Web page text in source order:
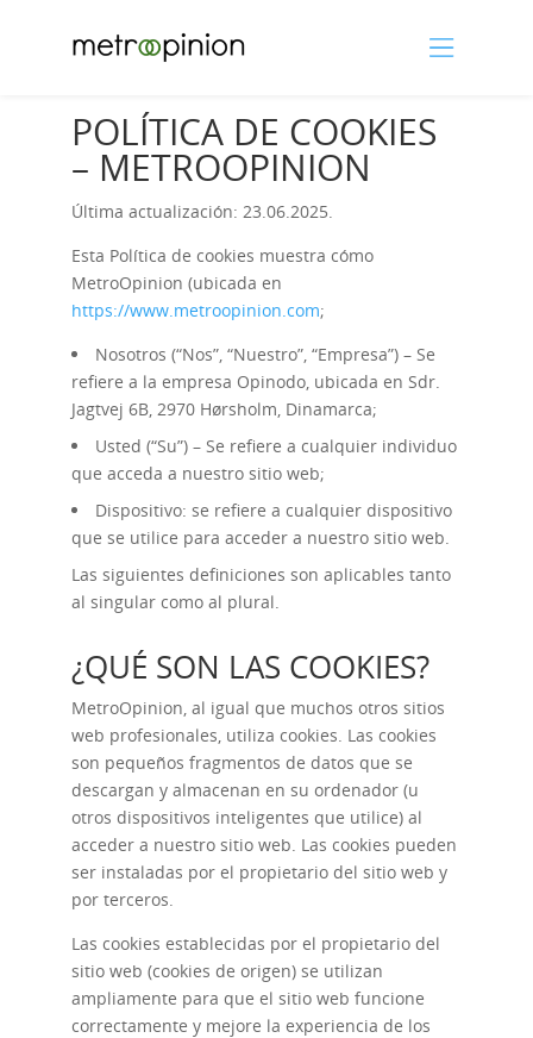
POLÍTICA DE COOKIES
– METROOPINION
Última actualización: 23.06.2025.
Esta Política de cookies muestra cómo
MetroOpinion (ubicada en
https://www.metroopinion.com;
Nosotros (“Nos”, “Nuestro”, “Empresa”) – Se
refiere a la empresa Opinodo, ubicada en Sdr.
Jagtvej 6B, 2970 Hørsholm, Dinamarca;
Usted (“Su”) – Se refiere a cualquier individuo
que acceda a nuestro sitio web;
Dispositivo: se refiere a cualquier dispositivo
que se utilice para acceder a nuestro sitio web.
Las siguientes definiciones son aplicables tanto
al singular como al plural.
¿QUÉ SON LAS COOKIES?
MetroOpinion, al igual que muchos otros sitios
web profesionales, utiliza cookies. Las cookies
son pequeños fragmentos de datos que se
descargan y almacenan en su ordenador (u
otros dispositivos inteligentes que utilice) al
acceder a nuestro sitio web. Las cookies pueden
ser instaladas por el propietario del sitio web y
por terceros.
Las cookies establecidas por el propietario del
sitio web (cookies de origen) se utilizan
ampliamente para que el sitio web funcione
correctamente y mejore la experiencia de los